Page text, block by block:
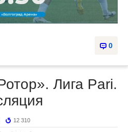
0
Лига Pari.
12 310